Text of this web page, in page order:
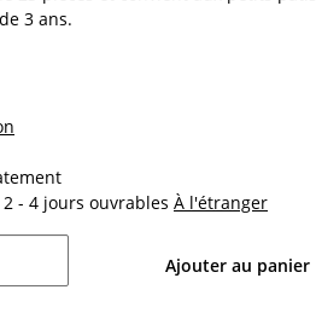
3 ans.
2 - 4 jours ouvrables À l'étranger
Ajouter au panier